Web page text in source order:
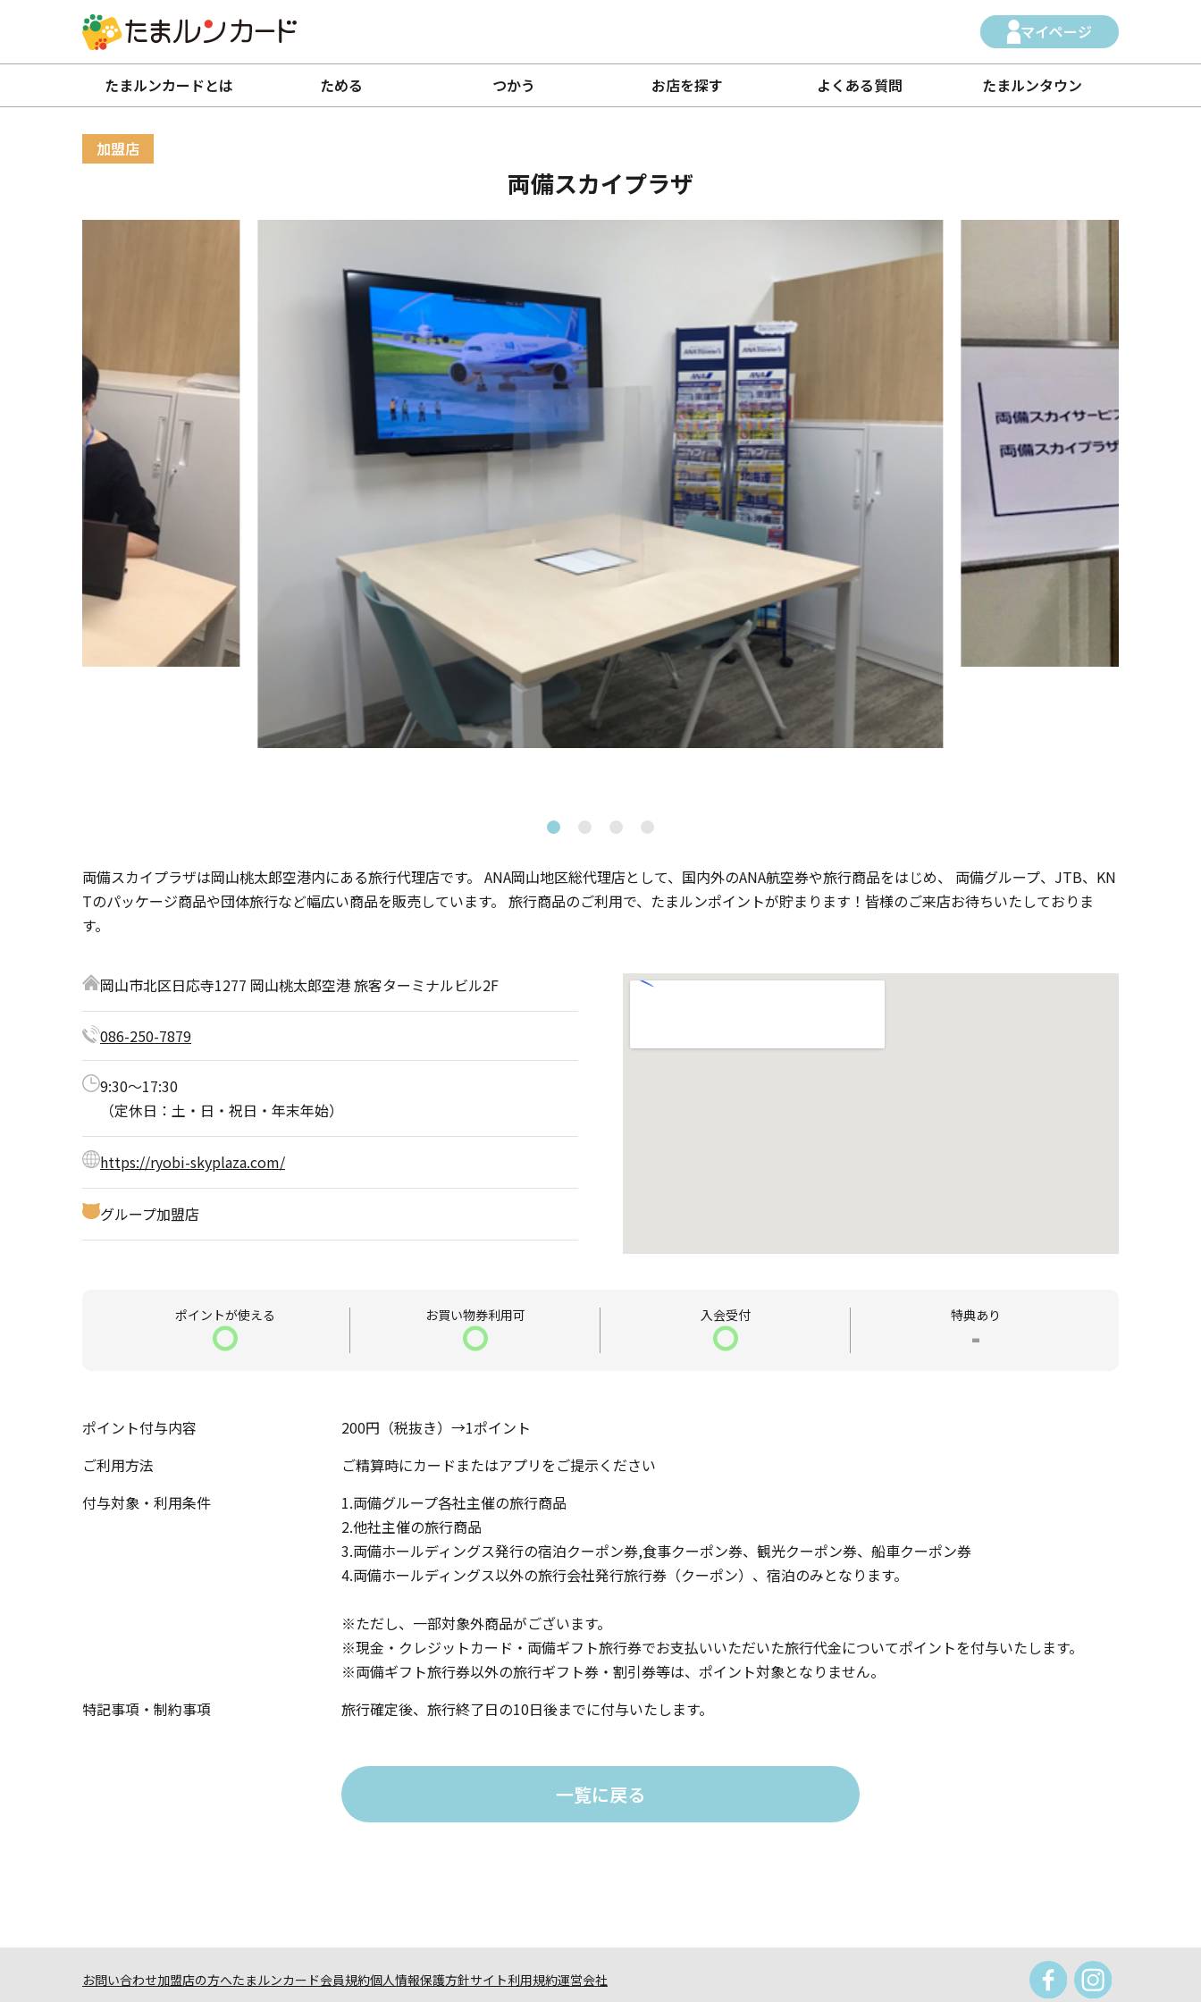
マイページ
たまルンカードとは ためる つかう お店を探す よくある質問 たまルンタウン
両備スカイプラザ
両備スカイプラザは岡山桃太郎空港内にある旅行代理店です。 ANA岡山地区総代理店として、国内外のANA航空券や旅行商品をはじめ、 両備グループ、JTB、KN
Tのパッケージ商品や団体旅行など幅広い商品を販売しています。 旅行商品のご利用で、たまルンポイントが貯まります！皆様のご来店お待ちいたしておりま
す。
岡山市北区日応寺1277 岡山桃太郎空港 旅客ターミナルビル2F
9:30〜17:30
（定休日：土・日・祝日・年末年始）
086-250-7879
https://ryobi-skyplaza.com/
グループ加盟店
ポイントが使える
〇
お買い物券利用可
〇
入会受付
〇
特典あり
-
ポイント付与内容
200円（税抜き）→1ポイント
ご利用方法
ご精算時にカードまたはアプリをご提示ください
付与対象・利用条件
1.両備グループ各社主催の旅行商品
2.他社主催の旅行商品
3.両備ホールディングス発行の宿泊クーポン券,食事クーポン券、観光クーポン券、船車クーポン券
4.両備ホールディングス以外の旅行会社発行旅行券（クーポン）、宿泊のみとなります。
※ただし、一部対象外商品がございます。
※現金・クレジットカード・両備ギフト旅行券でお支払いいただいた旅行代金についてポイントを付与いたします。
※両備ギフト旅行券以外の旅行ギフト券・割引券等は、ポイント対象となりません。
特記事項・制約事項
旅行確定後、旅行終了日の10日後までに付与いたします。
一覧に戻る
お問い合わせ加盟店の方へたまルンカード会員規約個人情報保護方針サイト利用規約運営会社